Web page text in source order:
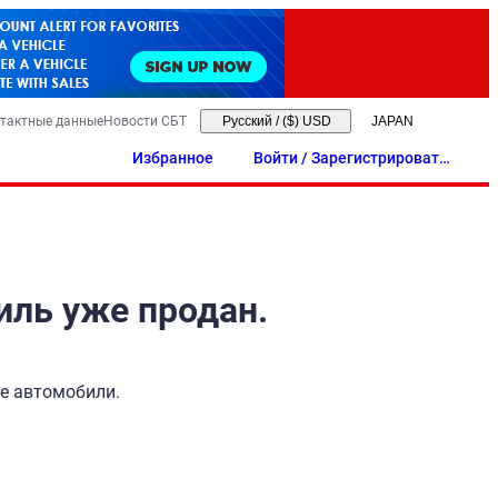
данныеНовости СБТ Русский / ($) USD
Избранное
Войти / Зарегистрировать
ся
уже продан.
автомобили.